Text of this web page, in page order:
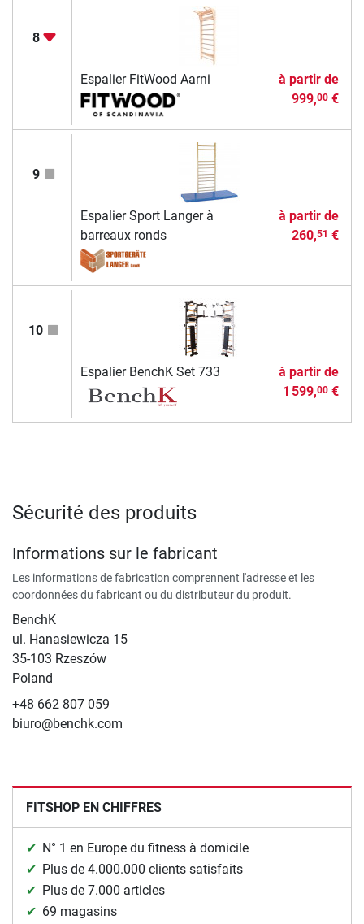
8
Espalier FitWood Aarni
à partir de
999,00€
9
Espalier Sport Langer à
barreaux ronds
à partir de
260,51 €
10
Espalier BenchK Set 733
à partir de
1 599,00€
Sécurité des produits
Informations sur le fabricant
Les informations de fabrication comprennent l'adresse et les
coordonnées du fabricant ou du distributeur du produit.
BenchK
ul. Hanasiewicza 15
35-103 Rzeszów
Poland
+48 662 807 059
biuro@benchk.com
FITSHOP EN CHIFFRES
N° 1 en Europe du fitness à domicile
Plus de 4.000.000 clients satisfaits
Plus de 7.000 articles
69 magasins